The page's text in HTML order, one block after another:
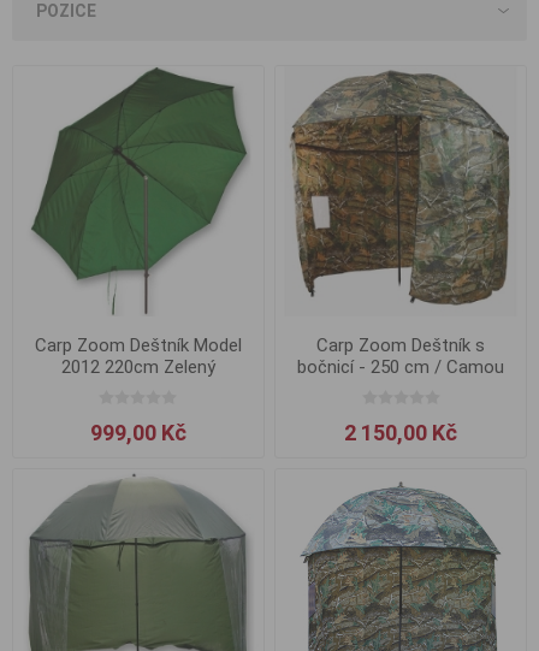
Carp Zoom Deštník Model
2012 220cm Zelený
999,00 Kč
Carp Zoom Deštník s
bočnicí - 250 cm / Camou
2 150,00 Kč